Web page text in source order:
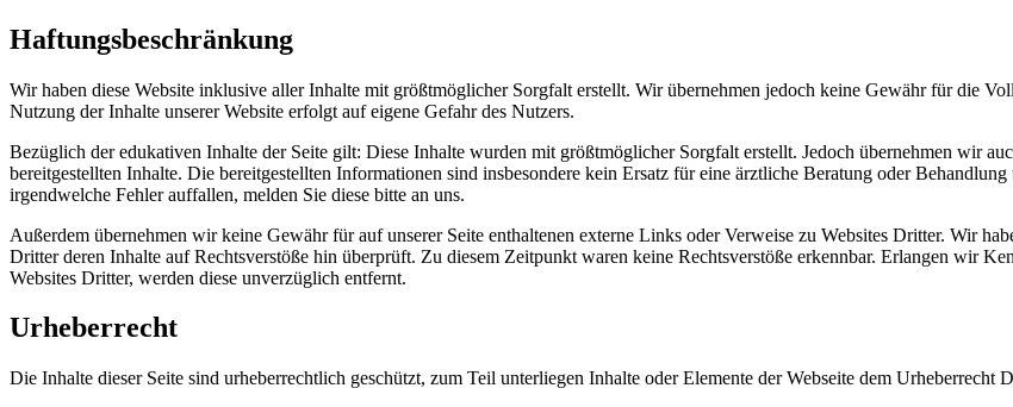
Haftungsbeschränkung
Wir haben diese Website inklusive aller Inhalte mit größtmöglicher Sorgfalt erstellt. Wir übernehmen jedoch keine Gewähr für die
Nutzung der Inhalte unserer Website erfolgt auf eigene Gefahr des Nutzers.
Bezüglich der edukativen Inhalte der Seite gilt: Diese Inhalte wurden mit größtmöglicher Sorgfalt erstellt. Jedoch übernehmen wir
bereitgestellten Inhalte. Die bereitgestellten Informationen sind insbesondere kein Ersatz für eine ärztliche Beratung oder
irgendwelche Fehler auffallen, melden Sie diese bitte an uns.
Außerdem übernehmen wir keine Gewähr für auf unserer Seite enthaltenen externe Links oder Verweise zu Websites Dritter. Wir
Dritter deren Inhalte auf Rechtsverstöße hin überprüft. Zu diesem Zeitpunkt waren keine Rechtsverstöße erkennbar. Erlangen wir
Websites Dritter, werden diese unverzüglich entfernt.
Urheberrecht
Die Inhalte dieser Seite sind urheberrechtlich geschützt, zum Teil unterliegen Inhalte oder Elemente der Webseite dem Urheberrecht